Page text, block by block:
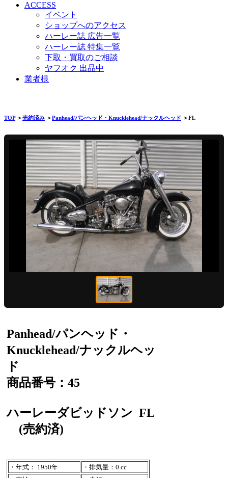
ACCESS
イベント
ショップへのアクセス
ハーレー誌 広告一覧
ハーレー誌 特集一覧
下取・買取のご相談
ヤフオク 出品中
業者様
TOP＞売約済み ＞Panhead/パンヘッド・Knucklehead/ナックルヘッド ＞FL
Panhead/パンヘッド・
Knucklehead/ナックルヘッ
ド
商品番号：45
ハーレーダビッドソン FL
(売約済)
・年式： 1950年
・排気量：0 cc